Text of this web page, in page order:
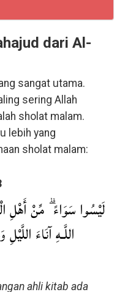
dari Al-
sangat utama.
sering Allah
sholat malam.
lebih yang
sholat malam:
لَيْسُوا سَوَاءً ۗ مِّنْ أَهْلِ
اللَّـهِ آنَاءَ
ahli kitab ada